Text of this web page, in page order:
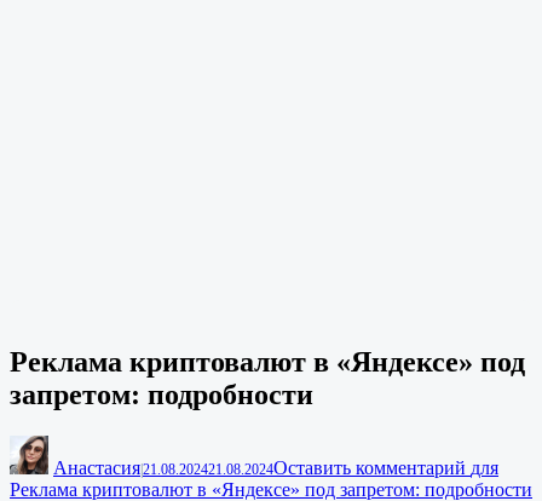
Реклама криптовалют в «Яндексе» под
запретом: подробности
Анастасия21.08.202421.08.2024Оставить комментарий для
Реклама криптовалют в «Яндексе» под запретом: подробности